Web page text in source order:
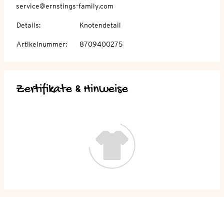
service@ernstings-family.com
Details: Knotendetail
Artikelnummer: 8709400275
Zertifikate & Hinweise